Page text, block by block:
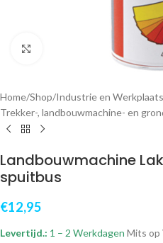
Klik om te vergroten
Home/Shop/Industrie en Werkplaats
Trekker-, landbouwmachine- en
Landbouwmachine
spuitbus
€12,95
Levertijd.: 1 – 2 Werkdagen Mits op